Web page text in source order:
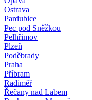
Ostrava
Pardubice
Pec pod Sněžkou
Pelhřimov
Plzeň
Poděbrady
Praha
Příbram
Radiměř
Řečany nad Labem